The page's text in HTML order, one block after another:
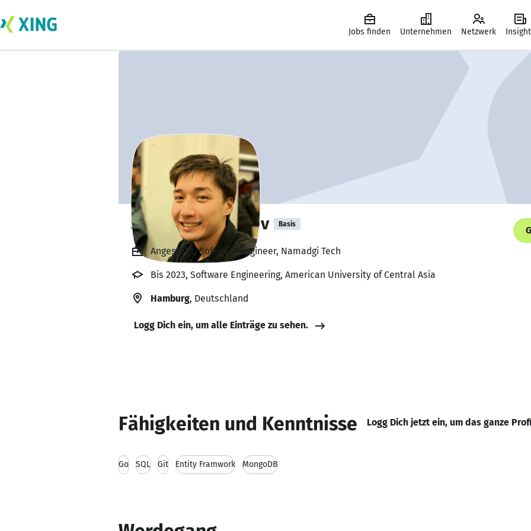
Jobs finden Unternehmen Netzwerk
Sardar Sultanaliev Basis
Angestellt, Software Engineer, Namadgi Tech
Bis 2023, Software Engineering, American University of Central Asia
Hamburg, Deutschland
Logg Dich ein, um alle Einträge zu sehen.
Fähigkeiten und Kenntnisse Logg Dich jetzt ein, um das ganze
Go SQL Git Entity Framwork MongoDB